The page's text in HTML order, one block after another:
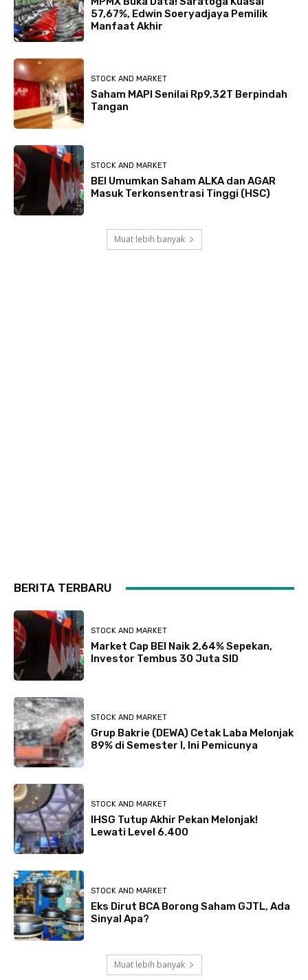
57,67%, Edwin Soeryadjaya Pemilik
Manfaat Akhir
STOCK AND MARKET
Saham MAPI Senilai Rp9,32T Berpindah
Tangan
STOCK AND MARKET
BEI Umumkan Saham ALKA dan AGAR
Masuk Terkonsentrasi Tinggi (HSC)
Muat lebih banyak
BERITA TERBARU
STOCK AND MARKET
Market Cap BEI Naik 2,64% Sepekan,
Investor Tembus 30 Juta SID
STOCK AND MARKET
Grup Bakrie (DEWA) Cetak Laba Melonjak
89% di Semester I, Ini Pemicunya
STOCK AND MARKET
IHSG Tutup Akhir Pekan Melonjak!
Lewati Level 6.400
STOCK AND MARKET
Eks Dirut BCA Borong Saham GJTL, Ada
Sinyal Apa?
Muat lebih banyak